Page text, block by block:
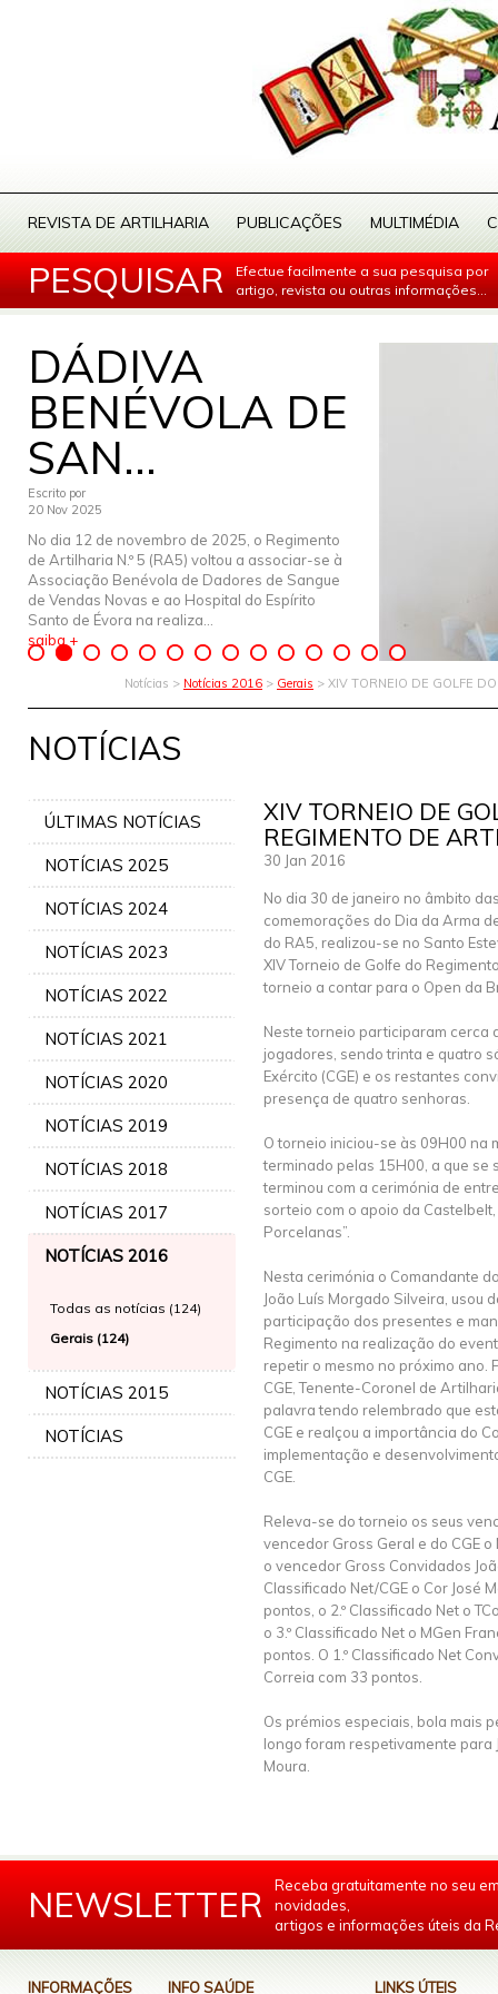
REVISTA DE ARTILHARIA PUBLICAÇÕES MULTIMÉDIA
PESQUISAR
Efectue facilmente a sua pesquisa por
artigo, revista ou outras informações...
DÁDIVA
BENÉVOLA DE
SAN...
Escrito por
20 Nov 2025
No dia 12 de novembro de 2025, o Regimento
de Artilharia N.º 5 (RA5) voltou a associar-se à
Associação Benévola de Dadores de Sangue
de Vendas Novas e ao Hospital do Espírito
Santo de Évora na realiza...
saiba +
Notícias > Notícias 2016 > Gerais > XIV TORNEIO DE GOLFE
NOTÍCIAS
ÚLTIMAS NOTÍCIAS
NOTÍCIAS 2025
NOTÍCIAS 2024
NOTÍCIAS 2023
NOTÍCIAS 2022
NOTÍCIAS 2021
NOTÍCIAS 2020
NOTÍCIAS 2019
NOTÍCIAS 2018
NOTÍCIAS 2017
NOTÍCIAS 2016
Todas as notícias (124)
Gerais (124)
NOTÍCIAS 2015
NOTÍCIAS
XIV TORNEIO DE
REGIMENTO DE
30 Jan 2016
No dia 30 de janeiro no âmbito
comemorações do Dia da Arma
do RA5, realizou-se no Santo
XIV Torneio de Golfe do
torneio a contar para o Open da
Neste torneio participaram cerca
jogadores, sendo trinta e quatro
Exército (CGE) e os restantes
presença de quatro senhoras.
O torneio iniciou-se às 09H00 na
terminado pelas 15H00, a que se
terminou com a cerimónia de
sorteio com o apoio da Castelbelt,
Porcelanas”.
Nesta cerimónia o Comandante
João Luís Morgado Silveira, usou
participação dos presentes e
Regimento na realização do
repetir o mesmo no próximo ano.
CGE, Tenente-Coronel de
palavra tendo relembrado que
CGE e realçou a importância do
implementação e
CGE.
Releva-se do torneio os seus
vencedor Gross Geral e do CGE
o vencedor Gross Convidados
Classificado Net/CGE o Cor José
pontos, o 2.º Classificado Net o
o 3.º Classificado Net o MGen
pontos. O 1.º Classificado Net
Correia com 33 pontos.
Os prémios especiais, bola mais
longo foram respetivamente para
Moura.
NEWSLETTER
Receba gratuitamente no seu
novidades,
artigos e informações úteis da
INFORMAÇÕES INFO SAÚDE LINKS ÚTEIS